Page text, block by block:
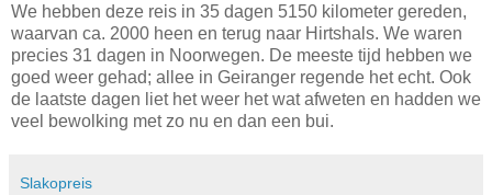
We hebben deze reis in 35 dagen 5150 kilometer gereden,
waarvan ca. 2000 heen en terug naar Hirtshals. We waren
precies 31 dagen in Noorwegen. De meeste tijd hebben we
goed weer gehad; allee in Geiranger regende het echt. Ook
de laatste dagen liet het weer het wat afweten en hadden we
veel bewolking met zo nu en dan een bui.
Slakopreis